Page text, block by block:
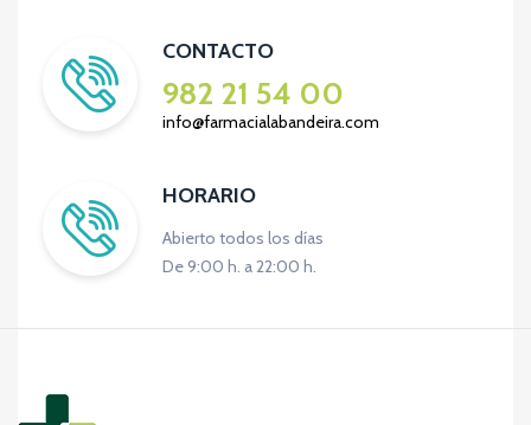
CONTACTO
982 21 54 00
info@farmacialabandeira.com
HORARIO
Abierto todos los días
De 9:00 h. a 22:00 h.